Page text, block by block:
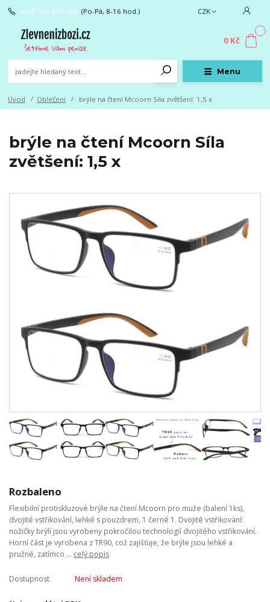
Menu
CZK
+420 705 976 386 (Po-Pá, 8-16 hod.)
0
0 Kč
Úvod Oblečeni brýle na čtení Mcoorn Síla zvětšení: 1,5 x
brýle na čtení Mcoorn Síla
zvětšení: 1,5 x
Rozbaleno
Flexibilní protiskluzové brýle na čtení Mcoorn pro muže (balení 1ks),
dvojité vstřikování, lehké s pouzdrem, 1 černé 1. Dvojité vstřikování:
nožičky brýlí jsou vyrobeny pokročilou technologií dvojitého vstřikování.
Horní část je vyrobena z TR90, což zajišťuje, že brýle jsou lehké a
pružné, zatímco ... celý popis
Dostupnost Není skladem